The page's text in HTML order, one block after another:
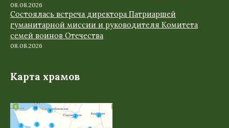
08.08.2026
Состоялась встреча директора Патриаршей
гуманитарной миссии и руководителя Комитета
семей воинов Отечества
08.08.2026
Карта храмов